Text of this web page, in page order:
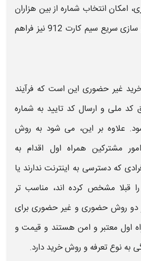
امکان انتخاب شماره از بین هزاران
سازی سریع سیم کارت 912 نیز فراهم
غیر حضوری این است که فرآیند
کد ملی و ارسال کد تایید به شماره
علاوه بر این، می شود به روش
مشترکین همراه اول اقدام به
که دسترسی به اینترنت ندارند یا
قبلا مشخص کرده اند، مناسب تر
دو روش حضوری و غیر حضوری برای
اول معتبر و امن هستند و قیمتو
به نوع تعرفه و روشخرید دارد.